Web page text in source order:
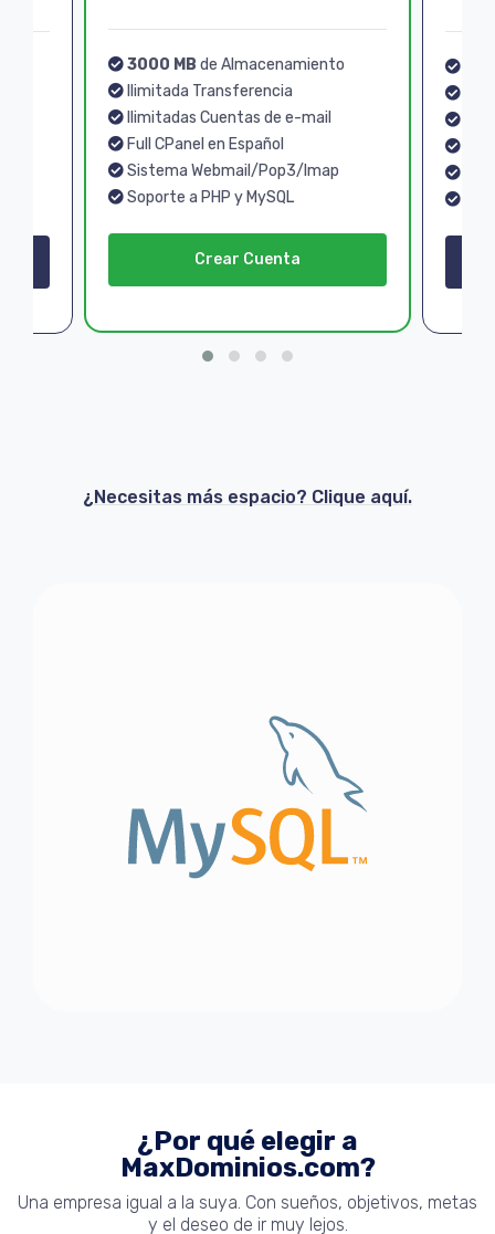
3000 MB de Almacenamiento
Ilimitada Transferencia
Ilimitadas Cuentas de e-mail
Full CPanel en Español
Sistema Webmail/Pop3/Imap
Soporte a PHP y MySQL
Crear Cuenta
¿Necesitas más espacio? Clique aquí.
¿Por qué elegir a
MaxDominios.com?
Una empresa igual a la suya. Con sueños, objetivos, metas
y el deseo de ir muy lejos.